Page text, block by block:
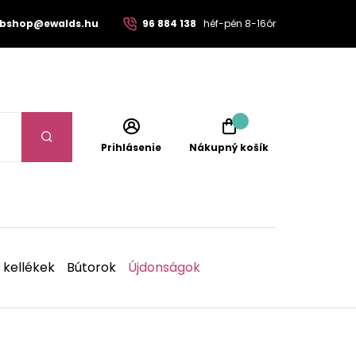
96 884 138 héf-pén 8-16ór
Prihlásenie Nákupný košík
kellékek Bútorok Újdonságok